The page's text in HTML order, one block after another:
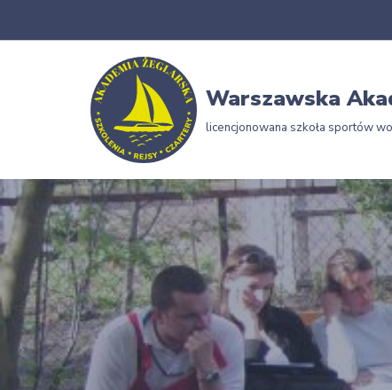
Warszawska
licencjonowana szkoła sportów